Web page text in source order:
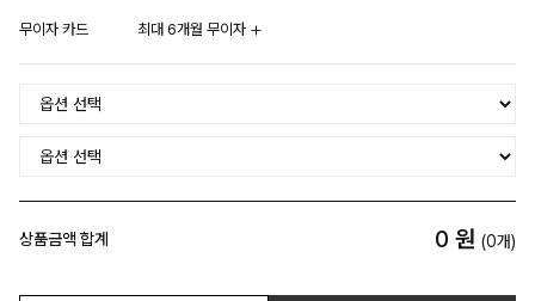
무이자 카드 최대 6개월 무이자
상품금액 합계 0 원 (0개)